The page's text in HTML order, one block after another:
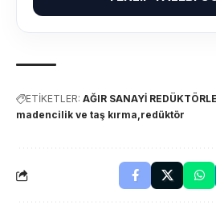
ETİKETLER: AĞIR SANAYİ
madencilik ve taş kırma redüktör